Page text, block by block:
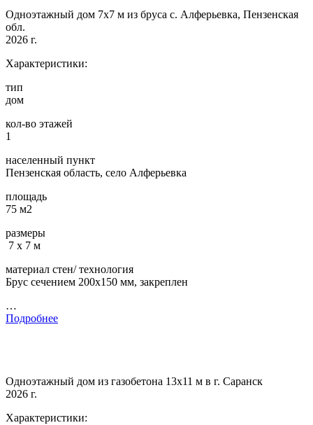
Одноэтажный дом 7х7 м из бруса с. Алферьевка, Пензенская
обл.
2026 г.
Характеристики:
тип
дом
кол-во этажей
1
населенный пункт
Пензенская область, село Алферьевка
площадь
75 м2
размеры
7 х 7 м
материал стен/ технология
Брус сечением 200х150 мм, закреплен
…
Подробнее
Одноэтажный дом из газобетона 13х11 м в г. Саранск
2026 г.
Характеристики: